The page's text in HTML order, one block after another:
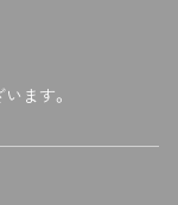
ます。